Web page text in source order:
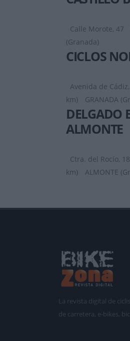
Calle Morote, 47
(Granada)
CICLOS
Avenida de
km)
GRANADA
DELGADO
ALMONTE
Ctra. del Rocío,
km)
ALMONTE
La revista digital de
de carretera, e-bikes,